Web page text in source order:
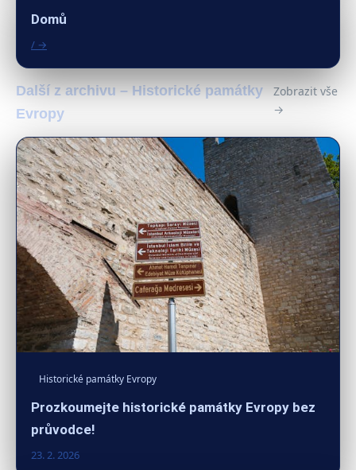
Domů
/ →
Další z archivu – Historické památky
Evropy
Zobrazit vše
→
Historické památky Evropy
Prozkoumejte historické památky Evropy bez
průvodce!
23. 2. 2026